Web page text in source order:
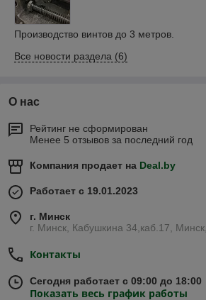
Производство винтов до 3 метров.
Все новости раздела (6)
О нас
Рейтинг не сформирован
Менее 5 отзывов за последний год
Компания продает на Deal.by
Работает с 19.01.2023
г. Минск
г. Минск, Кабушкина 34,каб.17,
Контакты
Сегодня работает с 09:00 до 18:00
Показать весь график работы